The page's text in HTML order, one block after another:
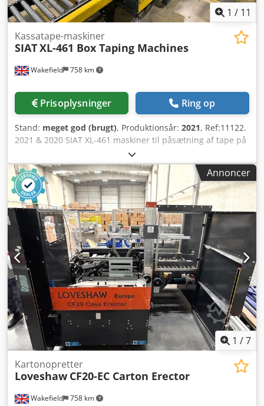
1 / 11
Wakefield 758 km
Kassatape-maskiner
SIATXL-461 Box Taping Machines
Prisoplysninger Ring op
Stand: meget god (brugt), Produktionsår: 2021, Ref:11122.
2021 & 2020 SIAT XL-461 maskiner til påsætning af tape på
kasser. Et sæt semiautomatiske forseglingsmaskiner med
mulighed for tilfældig justering. Dette betyder, at
maskinerne kan justere sig selv i forhold til de forskellige
kassestørrelser. De påfører automatisk en "C"-formet
strimmel af klæbebånd på kassens top og bund.
Specifikationer for hver maskine: Driftremshastighed: 20
m/min. 2 x motorer, 0,13 kW Djdpezmx Hyefx Ag Ueck 2 x
K12R tapeenhed – 75 mm bredde Teleskopiske ben i
aluminium med millimeterpræcis justering Justerbar
arbejdshøjde: 445 – 705 mm Låst stopknap til nødstop
Magnetotermisk kontakt til tænd/sluk Justerbar
sænkehøjde for tapeenheden Pneumatiske trykregulatorer
på det øverste hoved.
Annoncer
1 /7
Wakefield 758 km
Kartonopretter
Loveshaw CF20-EC Carton Erector